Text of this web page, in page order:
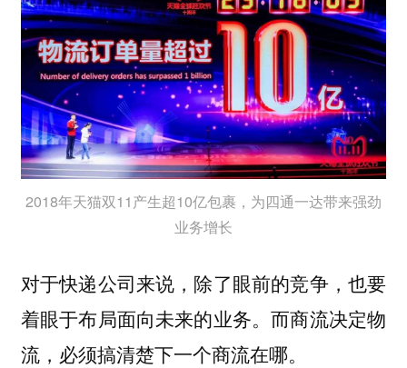
2018年天猫双11产生超10亿包裹，为四通一达带来强劲
业务增长
对于快递公司来说，除了眼前的竞争，也要
着眼于布局面向未来的业务。而商流决定物
流，必须搞清楚下一个商流在哪。